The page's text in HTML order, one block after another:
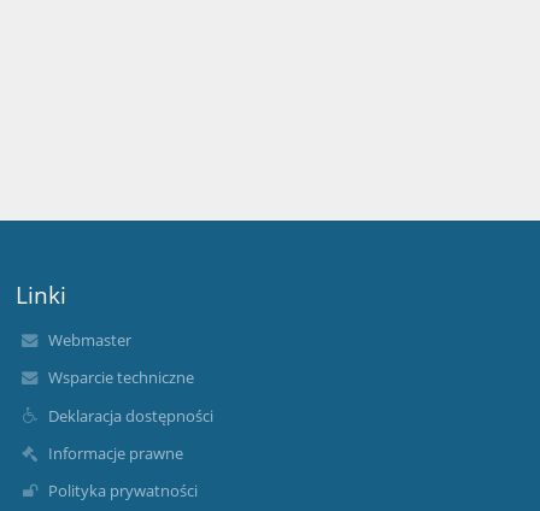
Linki
Webmaster
Wsparcie techniczne
Deklaracja dostępności
Informacje prawne
Polityka prywatności